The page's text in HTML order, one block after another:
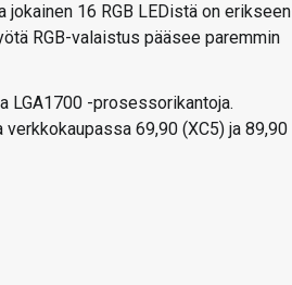
16 RGB LEDistä on erikseen
RGB-valaistus pääsee paremmin
LGA1700 -prosessorikantoja.
69,90 (XC5) ja 89,90